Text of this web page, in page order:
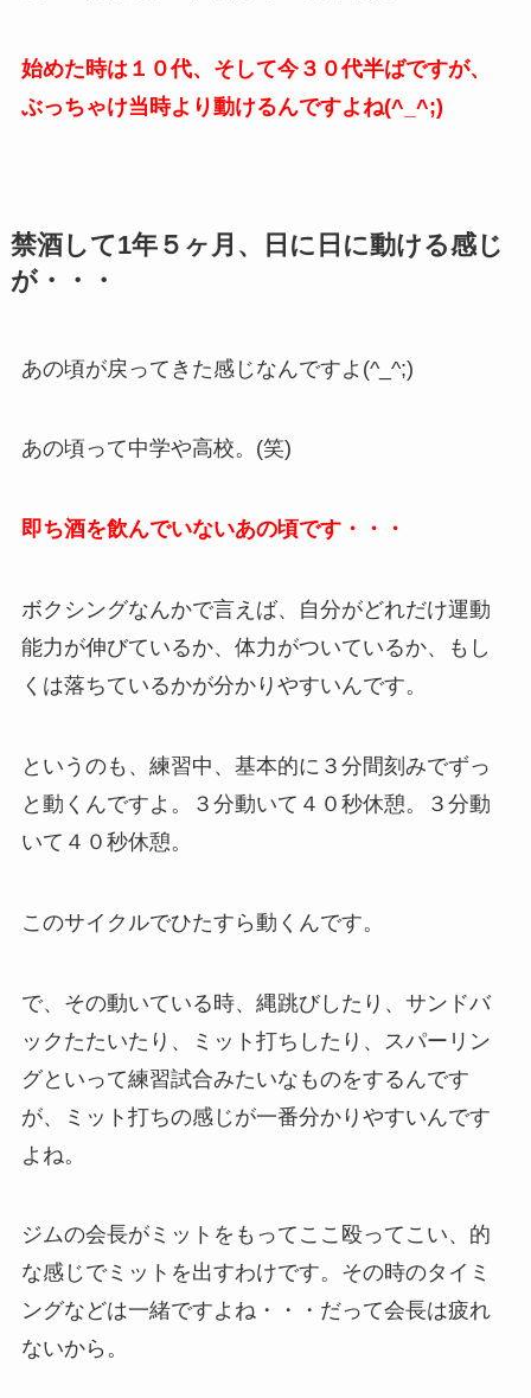
始めた時は１０代、そして今３０代半ばですが、
ぶっちゃけ当時より動けるんですよね(^_^;)
禁酒して1年５ヶ月、日に日に動ける感じ
が・・・
あの頃が戻ってきた感じなんですよ(^_^;)
あの頃って中学や高校。(笑)
即ち酒を飲んでいないあの頃です・・・
ボクシングなんかで言えば、自分がどれだけ運動
能力が伸びているか、体力がついているか、もし
くは落ちているかが分かりやすいんです。
というのも、練習中、基本的に３分間刻みでずっ
と動くんですよ。３分動いて４０秒休憩。３分動
いて４０秒休憩。
このサイクルでひたすら動くんです。
で、その動いている時、縄跳びしたり、サンドバ
ックたたいたり、ミット打ちしたり、スパーリン
グといって練習試合みたいなものをするんです
が、ミット打ちの感じが一番分かりやすいんです
よね。
ジムの会長がミットをもってここ殴ってこい、的
な感じでミットを出すわけです。その時のタイミ
ングなどは一緒ですよね・・・だって会長は疲れ
ないから。